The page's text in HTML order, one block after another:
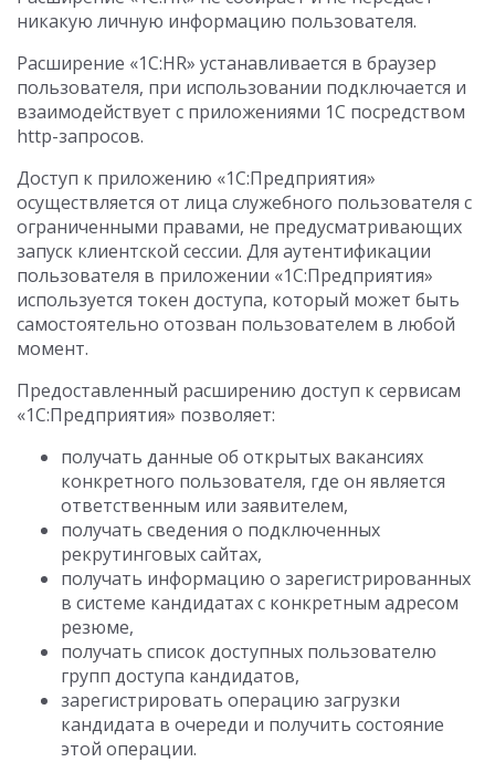
никакую личную информацию пользователя.
Расширение «1C:HR» устанавливается в браузер
пользователя, при использовании подключается и
взаимодействует с приложениями 1С посредством
http-запросов.
Доступ к приложению «1С:Предприятия»
осуществляется от лица служебного пользователя с
ограниченными правами, не предусматривающих
запуск клиентской сессии. Для аутентификации
пользователя в приложении «1С:Предприятия»
используется токен доступа, который может быть
самостоятельно отозван пользователем в любой
момент.
Предоставленный расширению доступ к сервисам
«1С:Предприятия» позволяет:
получать данные об открытых вакансиях
конкретного пользователя, где он является
ответственным или заявителем,
получать сведения о подключенных
рекрутинговых сайтах,
получать информацию о зарегистрированных
в системе кандидатах с конкретным адресом
резюме,
получать список доступных пользователю
групп доступа кандидатов,
зарегистрировать операцию загрузки
кандидата в очереди и получить состояние
этой операции.